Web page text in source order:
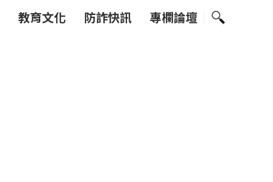
教育文化 防詐快訊 專欄論壇